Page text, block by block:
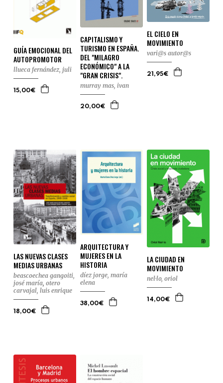
GUÍA EMOCIONAL DEL
AUTOPROMOTOR
llueca fernández, juli
15,00€
CAPITALISMO Y
TURISMO EN ESPAÑA.
DEL "MILAGRO
ECONÓMICO" A LA
"GRAN CRISIS".
murray mas, ivan
20,00€
EL CIELO EN
MOVIMIENTO
vari@s autor@s
21,95€
LAS NUEVAS CLASES
MEDIAS URBANAS
beascoechea gangoiti,
josé maría, otero
carvajal, luis enrique
18,00€
ARQUITECTURA Y
MUJERES EN LA
HISTORIA
díez jorge, maría
elena
38,00€
LA CIUDAD EN
MOVIMIENTO
nel·lo, oriol
14,00€